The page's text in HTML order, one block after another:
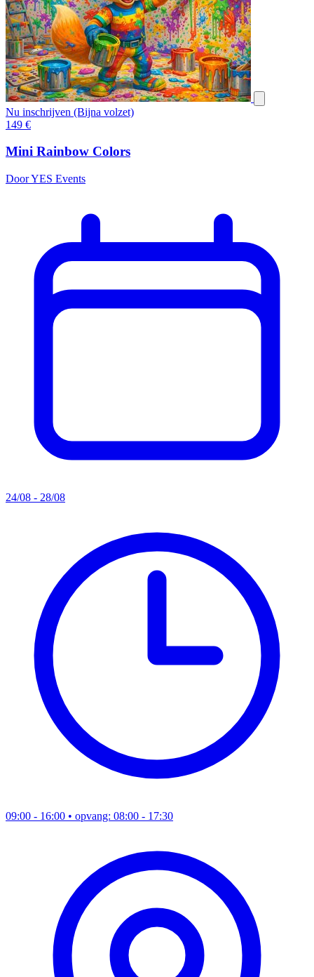
Nu inschrijven (Bijna volzet)
149 €
Mini Rainbow Colors
Door YES Events
24/08 - 28/08
09:00 - 16:00 • opvang: 08:00 - 17:30